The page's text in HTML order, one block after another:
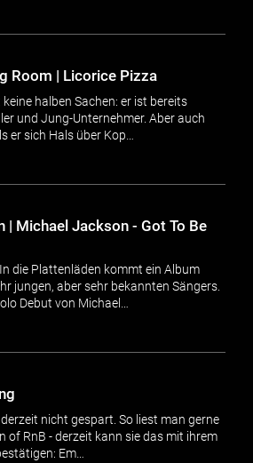
Room | Licorice Pizza
halben Sachen: er ist bereits
und Jung-Unternehmer. Aber auch
er sich Hals über Kop…
| Michael Jackson - Got To Be
die Plattenläden kommt ein Album
jungen, aber sehr bekannten Sängers.
Debut von Michael…
nicht gespart. So liest man gerne
of RnB - derzeit kann sie das mit ihrem
Em…